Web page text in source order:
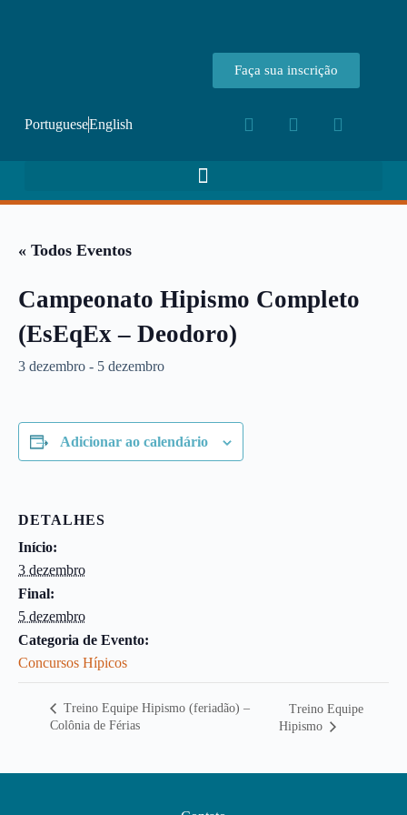
Faça sua inscrição
PortugueseEnglish
« Todos Eventos
Campeonato Hipismo Completo
(EsEqEx – Deodoro)
3 dezembro - 5 dezembro
Adicionar ao calendário
DETALHES
Início:
3 dezembro
Final:
5 dezembro
Categoria de Evento:
Concursos Hípicos
Treino Equipe Hipismo (feriadão) –
Colônia de Férias
Treino Equipe
Hipismo